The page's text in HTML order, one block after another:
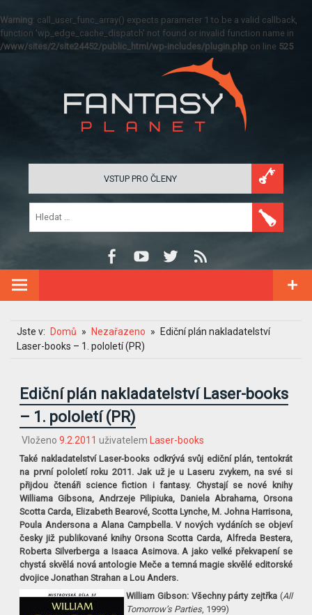
Warning: call_user_func_array() expects parameter 1 to be a valid callback,
function 'wp_edge_cache_dispatch' not found or invalid function name in
/www/sites/2/site24452/public_html/wp-includes/plugin.php on line 525
VSTUP PRO ČLENY
Jste v: Domů Nezařazeno
Ediční plán nakladatelství
Laser-books – 1. pololetí (PR)
Ediční plán nakladatelství Laser-books
– 1. pololetí (PR)
Vloženo 9.2.2011 uživatelem Laser-books
Také nakladatelství Laser-books odkrývá svůj ediční plán, tentokrát
na první pololetí roku 2011. Jak už je u Laseru zvykem, na své si
přijdou čtenáři science fiction i fantasy. Chystají se nové knihy
Williama Gibsona, Andrzeje Pilipiuka, Daniela Abrahama, Orsona
Scotta Carda, Elizabeth Bearové, Scotta Lynche, M. Johna Harrisona,
Poula Andersona a Alana Campbella. V nových vydáních se objeví
česky již publikované knihy Orsona Scotta Carda, Alfreda Bestera,
Roberta Silverberga a Isaaca Asimova. A jako velké překvapení se
chystá skvělá nová antologie Meče a temná magie skvělé editorské
dvojice Jonathan Strahan a Lou Anders.
William Gibson: Všechny párty zejtřka (All
Tomorrow’s Par­ties , 1999)